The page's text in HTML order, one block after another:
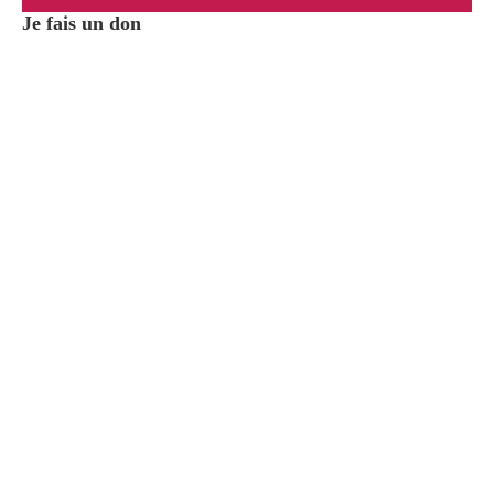
Je fais un don